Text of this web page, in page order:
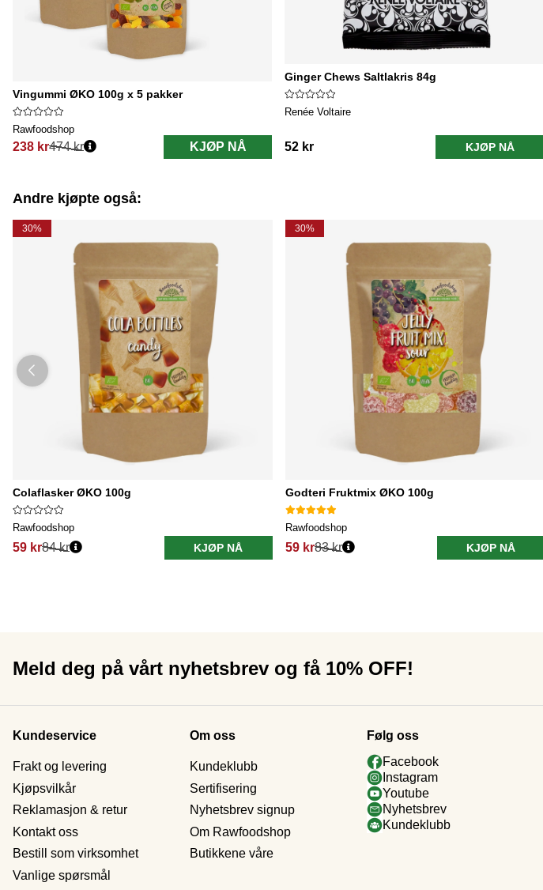
Vingummi ØKO 100g x 5 pakker
Rawfoodshop
238 kr
Vanlig pris:
474 kr KJØP NÅ
Ginger Chews Saltlakris 84g
Renée Voltaire
52 kr KJØP NÅ
Andre kjøpte også:
30%
Colaflasker ØKO 100g
Rawfoodshop
59 kr84 kr KJØP NÅ
30%
Godteri Fruktmix ØKO 100g
Rawfoodshop
59 kr83 kr KJØP NÅ
Meld deg på vårt nyhetsbrev og få 10% OFF!
Kundeservice
Frakt og levering
Kjøpsvilkår
Reklamasjon & retur
Kontakt oss
Bestill som virksomhet
Vanlige spørsmål
Om oss
Kundeklubb
Sertifisering
Nyhetsbrev signup
Om Rawfoodshop
Butikkene våre
Følg oss
Facebook
Instagram
Youtube
Nyhetsbrev
Kundeklubb